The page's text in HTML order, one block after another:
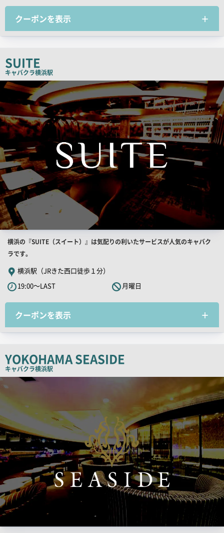
ッ
コ
クーポンを表示
SUITE
キャバクラ横浜駅
検
索
果
一
覧
用
画
店
舗
PR
キ
ャ
ッ
コ
横浜の『SUITE（スイート）』は気配りの利いたサービスが人気のキャバク
ラです。
横浜駅（JRきた西口徒歩１分）
19:00～LAST
月曜日
クーポンを表示
YOKOHAMA SEASIDE
キャバクラ横浜駅
検
索
果
覧
用
画
像